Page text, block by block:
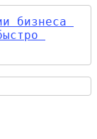
бизнеса